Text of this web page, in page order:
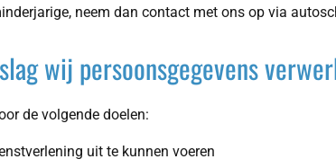
neem dan contact met ons op via
wij persoonsgegevens
de volgende doelen:
uit te kunnen voeren